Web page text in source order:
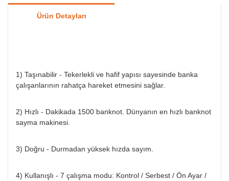
sayma ihtiyaçlarınız için en iyi seçimdir.
Ürün Detayları
1) Taşınabilir - Tekerlekli ve hafif yapısı sayesinde banka
çalışanlarının rahatça hareket etmesini sağlar.
2) Hızlı - Dakikada 1500 banknot. Dünyanın en hızlı banknot
sayma makinesi.
3) Doğru - Durmadan yüksek hızda sayım.
4) Kullanışlı - 7 çalışma modu: Kontrol / Serbest / Ön Ayar /